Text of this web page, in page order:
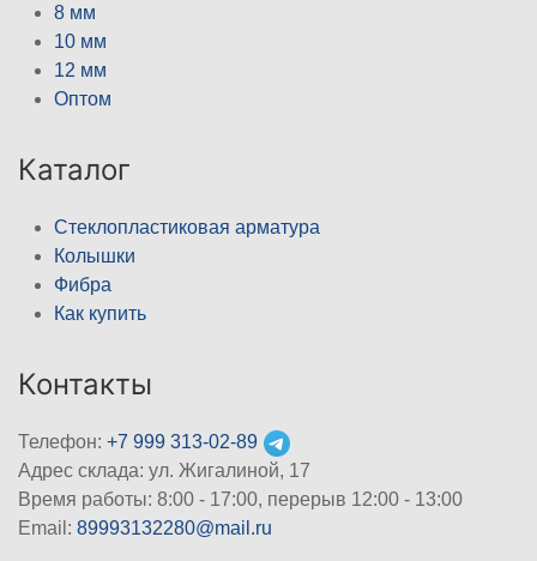
8 мм
10 мм
12 мм
Оптом
Каталог
Стеклопластиковая арматура
Колышки
Фибра
Как купить
Контакты
Телефон: +7 999 313-02-89
Адрес склада: ул. Жигалиной, 17
Время работы: 8:00 - 17:00, перерыв 12:00 - 13:00
Email: 89993132280@mail.ru